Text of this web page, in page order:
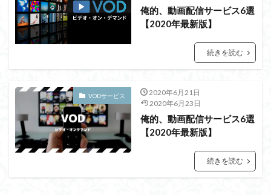
俺的、動画配信サービス6選
【2020年最新版】
続きを読む
VODサービス
2020年6月21日
2020年6月23日
俺的、動画配信サービス6選
【2020年最新版】
続きを読む